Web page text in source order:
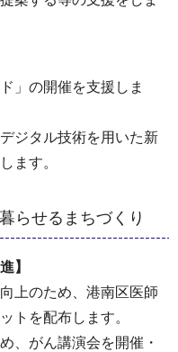
」の開催を支援しま
タル技術を用いた新
ます。
らせるまちづくり
】
上のため、港南区医師
トを配布します。
、がん講演会を開催・